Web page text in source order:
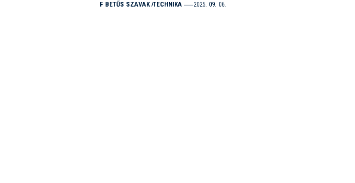
F BETŰS SZAVAK TECHNIKA 2025. 09. 06.